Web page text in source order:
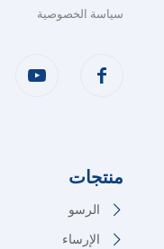
سياسة الخصوصية
منتجات
الرسو
الإرساء